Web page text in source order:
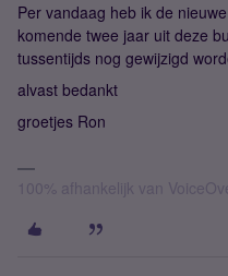
Per vandaag heb ik de
komende twee jaar uit deze
tussentijds nog gewijzigd
alvast bedankt
groetjes Ron
100% afhankelijk van